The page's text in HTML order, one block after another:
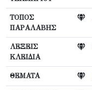
ΤΟΠΟΣ
ΠΑΡΑΛΑΒΗΣ
ΛΕΞΕΙΣ
ΚΛΕΙΔΙΑ
ΘΕΜΑΤΑ